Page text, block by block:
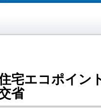
宅エコポイ
省